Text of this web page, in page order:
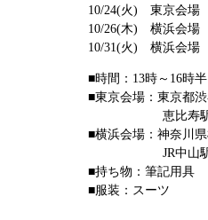
10/24(火) 東京会場
10/26(木) 横浜会場
10/31(火) 横浜会場
■時間：13時～16時半
■東京会場：東京都
恵比寿駅か
■横浜会場：神奈川
JR中山駅・相
■持ち物：筆記用具
■服装：スーツ